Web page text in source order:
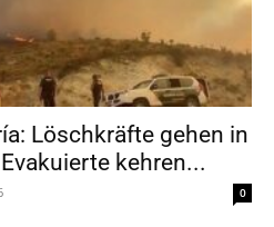
Löschkräfte gehen in
kehren...
0